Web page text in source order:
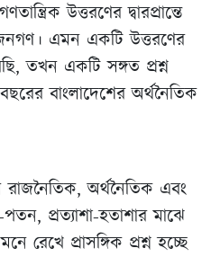
উত্তরণের দ্বারপ্রান্তে
এমন একটি উত্তরণের
তখন একটি সঙ্গত প্রশ্ন
বাংলাদেশের অর্থনৈতিক
রাজনৈতিক, অর্থনৈতিক এবং
প্রত্যাশা-হতাশার মাঝে
রেখে প্রাসঙ্গিক প্রশ্ন হচ্ছে